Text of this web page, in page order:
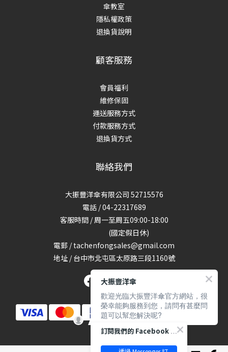
傘教室
隱私權政策
退換貨說明
顧客服務
會員福利
維修保固
運送服務方式
付款服務方式
退換貨方式
聯絡我們
大振豐洋傘有限公司 52715576
電話 / 04-22317689
客服時間 / 周一至周五09:00-18:00
(國定假日休)
電郵 / tachenfongsales@gmail.com
地址 / 台中市北屯區太原路三段1160號
大振豐洋傘
歡迎光臨大振豐洋傘官方網站，很
榮幸能夠服務到您，請問有甚麼問
題可以幫您解決呢?
訂閱我們的 Facebook 專頁